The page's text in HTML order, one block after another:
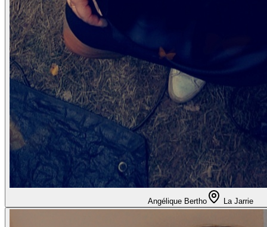
Angélique Bertho La Jarrie